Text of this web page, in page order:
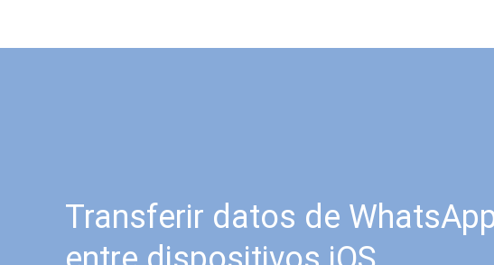
Transferir datos de